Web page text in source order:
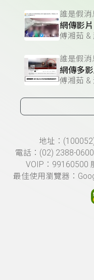
誰是假消
誰是假消
頁尾資訊地址：
電話：(02) 2388-
VOIP：99160500
最佳使用瀏覽器：